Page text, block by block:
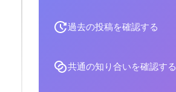
過去の投稿を確認する
共通の知り合いを確認する